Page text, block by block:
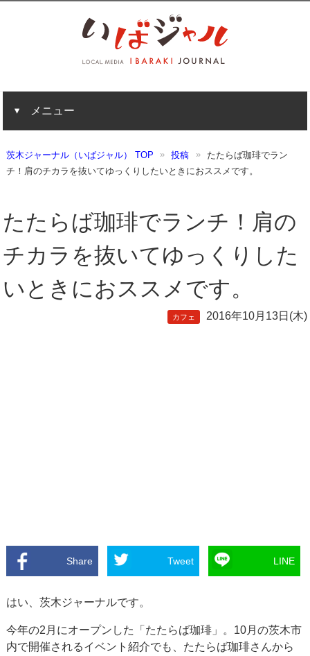
メニュー
茨木ジャーナル（いばジャル） TOP 投稿
たたらば珈琲でラン
チ！肩のチカラを抜いてゆっくりしたいときにおススメです。
たたらば珈琲でランチ！肩の
チカラを抜いてゆっくりした
いときにおススメです。
カフェ 2016年10月13日(木)
Share Tweet LINE
はい、茨木ジャーナルです。
今年の2月にオープンした「たたらば珈琲」。10月の茨木市
内で開催されるイベント紹介でも、たたらば珈琲さんから